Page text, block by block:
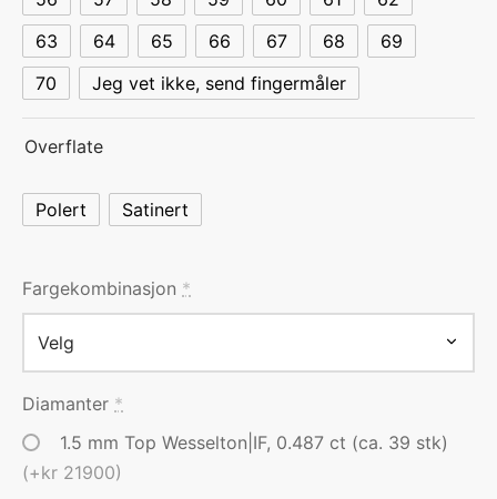
63
64 65 66 67 68
69
70
Jeg vet ikke, send fingermåler
Overflate
Polert Satinert
Fargekombinasjon *
Diamanter *
1.5 mm Top Wesselton|IF, 0.487 ct (ca. 39 stk)
(+kr 21900)